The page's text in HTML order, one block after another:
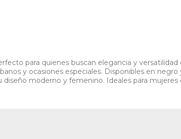
para quienes buscan elegancia y
y ocasiones especiales. Disponibles en
moderno y femenino. Ideales para